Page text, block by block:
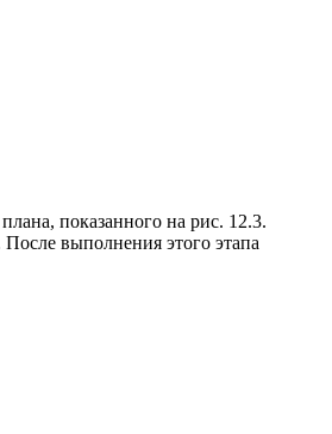
показанного на рис. 12.3.
выполнения этого этапа